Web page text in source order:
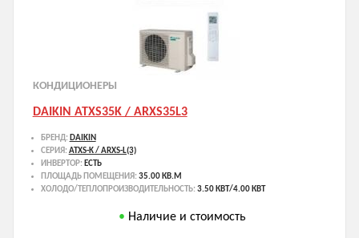
КОНДИЦИОНЕРЫ
DAIKIN ATXS35K / ARXS35L3
БРЕНД: DAIKIN
СЕРИЯ: ATXS-K / ARXS-L(3)
ИНВЕРТОР: ЕСТЬ
ПЛОЩАДЬ ПОМЕЩЕНИЯ: 35.00 КВ.М
ХОЛОДО/ТЕПЛОПРОИЗВОДИТЕЛЬНОСТЬ: 3.50 КВТ/4.00 КВТ
Наличие и стоимость